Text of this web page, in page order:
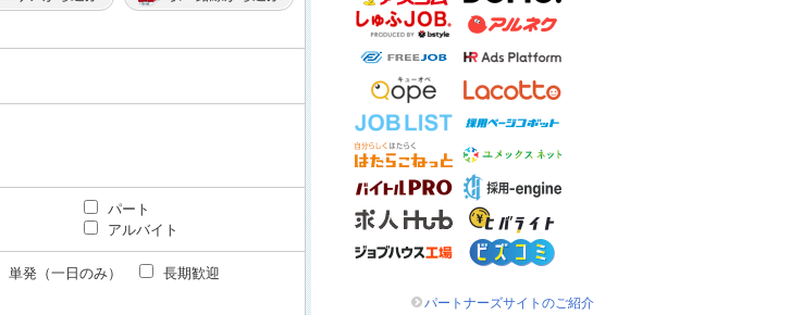
パート
アルバイト
単発（一日のみ）
長期歓迎
パートナーズサイトのご紹介